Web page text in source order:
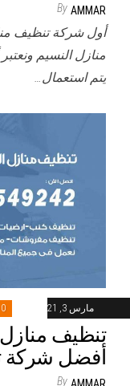
By AMMAR
أول شركة تنظيف
منازل النسيم
يتم استعمال…
مارس 3, 2021 0
أفضل شركة
By